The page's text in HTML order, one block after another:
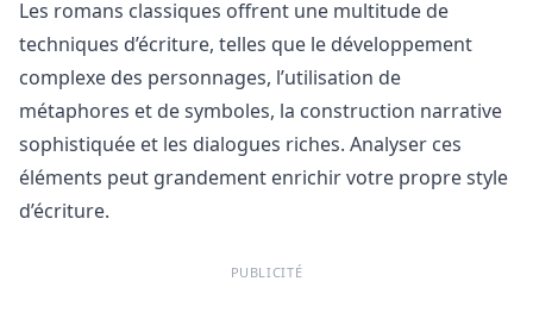
Les romans classiques offrent une multitude de
techniques d’écriture, telles que le développement
complexe des personnages, l’utilisation de
métaphores et de symboles, la construction narrative
sophistiquée et les dialogues riches. Analyser ces
éléments peut grandement enrichir votre propre style
d’écriture.
PUBLICITÉ